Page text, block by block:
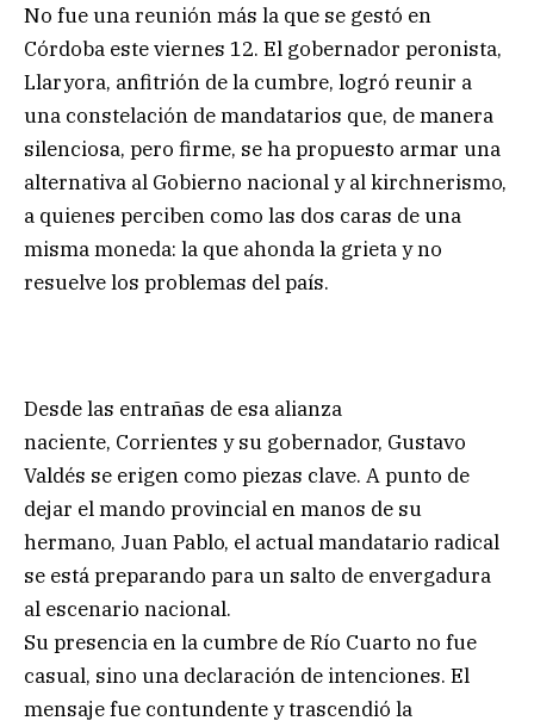
No fue una reunión más la que se gestó en
Córdoba este viernes 12. El gobernador peronista,
Llaryora, anfitrión de la cumbre, logró reunir a
una constelación de mandatarios que, de manera
silenciosa, pero firme, se ha propuesto armar una
alternativa al Gobierno nacional y al kirchnerismo,
a quienes perciben como las dos caras de una
misma moneda: la que ahonda la grieta y no
resuelve los problemas del país.
Desde las entrañas de esa alianza
naciente, Corrientes y su gobernador, Gustavo
Valdés se erigen como piezas clave. A punto de
dejar el mando provincial en manos de su
hermano, Juan Pablo, el actual mandatario radical
se está preparando para un salto de envergadura
al escenario nacional.
Su presencia en la cumbre de Río Cuarto no fue
casual, sino una declaración de intenciones. El
mensaje fue contundente y trascendió la